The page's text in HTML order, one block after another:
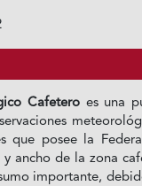
Cafeteroes una
que posee la
ancho de la zona
importante,